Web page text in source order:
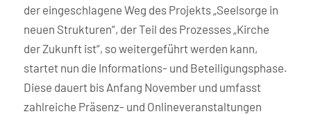
der eingeschlagene Weg des Projekts „Seelsorge in
neuen Strukturen“, der Teil des Prozesses „Kirche
der Zukunft ist“, so weitergeführt werden kann,
startet nun die Informations- und Beteiligungsphase.
Diese dauert bis Anfang November und umfasst
zahlreiche Präsenz- und Onlineveranstaltungen